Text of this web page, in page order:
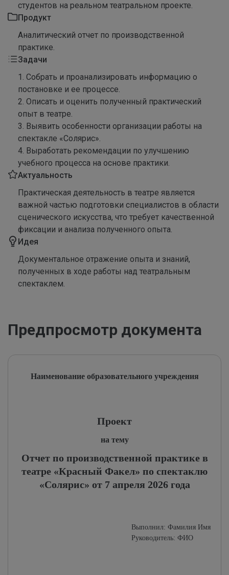
студентов на реальном театральном проекте.
Продукт
Аналитический отчет по производственной
практике.
Задачи
1. Собрать и проанализировать информацию о
постановке и ее процессе.
2. Описать и оценить полученный практический
опыт в театре.
3. Выявить особенности организации работы на
спектакле «Солярис».
4. Выработать рекомендации по улучшению
учебного процесса на основе практики.
Актуальность
Практическая деятельность в театре является
важной частью подготовки специалистов в области
сценического искусства, что требует качественной
фиксации и анализа полученного опыта.
Идея
Документальное отражение опыта и знаний,
полученных в ходе работы над театральным
спектаклем.
Предпросмотр документа
Наименование образовательного учреждения
Проект
на тему
Отчет по производственной практике в
театре «Красный Факел» по спектаклю
«Солярис» от 7 апреля 2026 года
Выполнил: Фамилия Имя
Руководитель: ФИО